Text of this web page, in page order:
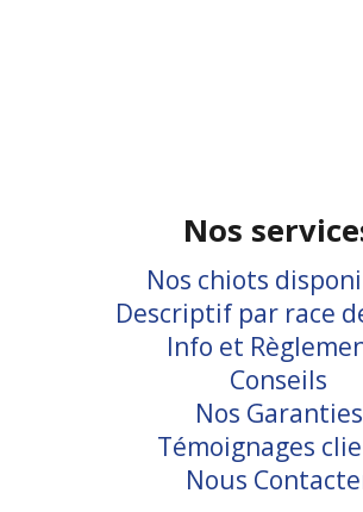
Nos
Nos chiots
Descriptif par race
Info et
Conseils
Nos Garanties
Témoignages
Nous